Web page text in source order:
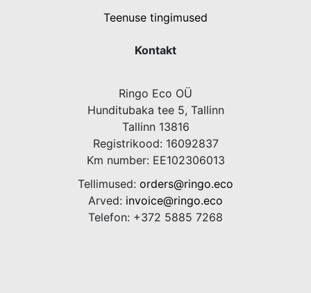
Teenuse tingimused
Kontakt
Ringo Eco OÜ
Hunditubaka tee 5, Tallinn
Tallinn 13816
Registrikood: 16092837
Km number: EE102306013
Tellimused: orders@ringo.eco
Arved: invoice@ringo.eco
Telefon: +372 5885 7268